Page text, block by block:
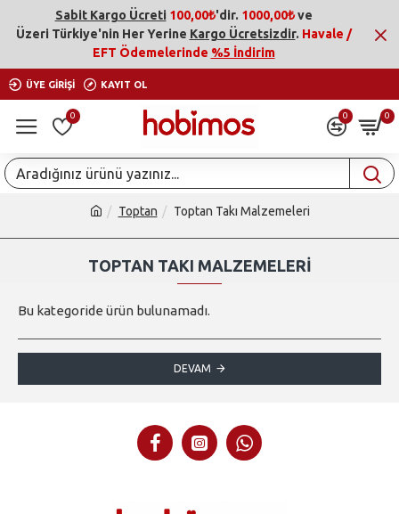
Sabit Kargo Ücreti 100,00₺'dir. 1000,00₺ve
Üzeri Türkiye'nin Her Yerine Kargo Ücretsizdir. Havale /
EFT Ödemelerinde %5 İndirim
ÜYE GIRIŞI KAYIT OL
0 0 0
Toptan Toptan Takı Malzemeleri
TOPTAN TAKI MALZEMELERI
Bu kategoride ürün bulunamadı.
DEVAM